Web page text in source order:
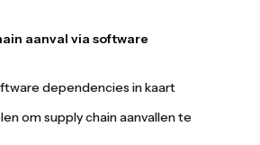
aanval via software
dependencies in kaart
om supply chain aanvallen te